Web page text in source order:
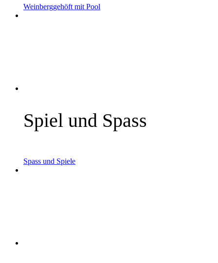
Weinberggehöft mit Pool
Spiel und Spass
Spass und Spiele